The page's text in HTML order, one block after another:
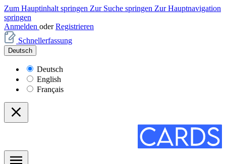
Zum Hauptinhalt springen Zur Suche springen Zur Hauptnavigation
springen
Anmelden oder Registrieren
Schnellerfassung
Deutsch
Deutsch
English
Français